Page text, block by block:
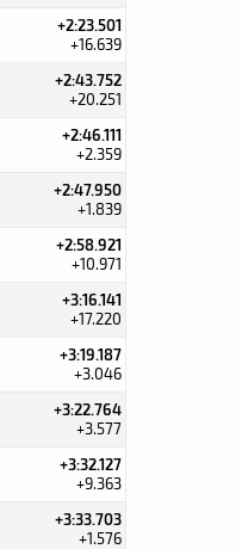
+2:23.501
+16.639
+2:43.752
+20.251
+2:46.111
+2.359
+2:47.950
+1.839
+2:58.921
+10.971
+3:16.141
+17.220
+3:19.187
+3.046
+3:22.764
+3.577
+3:32.127
+9.363
+3:33.703
+1.576